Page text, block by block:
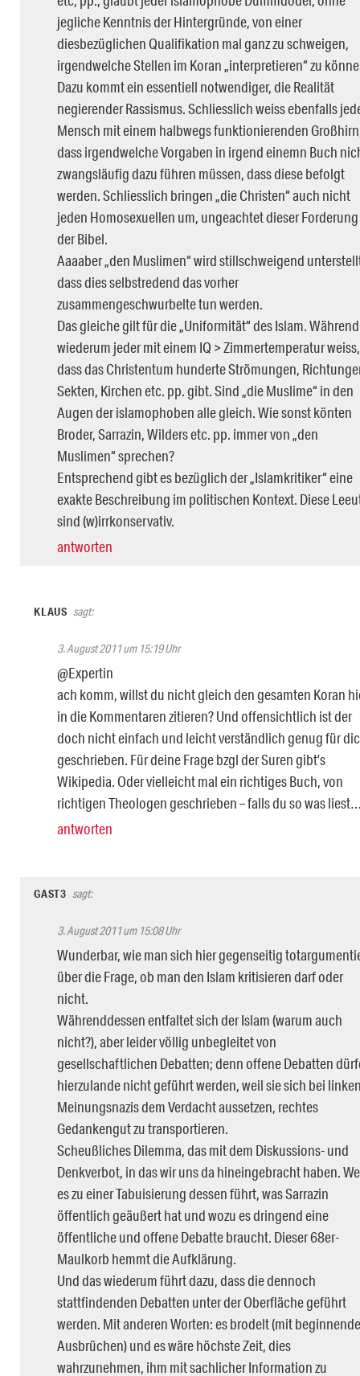
jegliche Kenntnis der Hintergründe, von einer
diesbezüglichen Qualifikation mal ganz zu schweigen,
irgendwelche Stellen im Koran „interpretieren“ zu
Dazu kommt ein essentiell notwendiger, die Realität
negierender Rassismus. Schliesslich weiss ebenfalls
Mensch mit einem halbwegs funktionierenden
dass irgendwelche Vorgaben in irgend einemn Buch
zwangsläufig dazu führen müssen, dass diese befolgt
werden. Schliesslich bringen „die Christen“ auch nicht
jeden Homosexuellen um, ungeachtet dieser Forderung
der Bibel.
Aaaaber „den Muslimen“ wird stillschweigend
dass dies selbstredend das vorher
zusammengeschwurbelte tun werden.
Das gleiche gilt für die „Uniformität“ des Islam. Während
wiederum jeder mit einem IQ > Zimmertemperatur weiss,
dass das Christentum hunderte Strömungen,
Sekten, Kirchen etc. pp. gibt. Sind „die Muslime“ in den
Augen der islamophoben alle gleich. Wie sonst könten
Broder, Sarrazin, Wilders etc. pp. immer von „den
Muslimen“ sprechen?
Entsprechend gibt es bezüglich der „Islamkritiker“ eine
exakte Beschreibung im politischen Kontext. Diese
sind (w)irrkonservativ.
antworten
KLAUS sagt:
3. August 2011 um 15:19 Uhr
@Expertin
ach komm, willst du nicht gleich den gesamten Koran
in die Kommentaren zitieren? Und offensichtlich ist der
doch nicht einfach und leicht verständlich genug für
geschrieben. Für deine Frage bzgl der Suren gibt’s
Wikipedia. Oder vielleicht mal ein richtiges Buch, von
richtigen Theologen geschrieben – falls du so was
antworten
GAST3 sagt:
3. August 2011 um 15:08 Uhr
Wunderbar, wie man sich hier gegenseitig
über die Frage, ob man den Islam kritisieren darf oder
nicht.
Währenddessen entfaltet sich der Islam (warum auch
nicht?), aber leider völlig unbegleitet von
gesellschaftlichen Debatten; denn offene Debatten
hierzulande nicht geführt werden, weil sie sich bei
Meinungsnazis dem Verdacht aussetzen, rechtes
Gedankengut zu transportieren.
Scheußliches Dilemma, das mit dem Diskussions- und
Denkverbot, in das wir uns da hineingebracht haben.
es zu einer Tabuisierung dessen führt, was Sarrazin
öffentlich geäußert hat und wozu es dringend eine
öffentliche und offene Debatte braucht. Dieser 68er-
Maulkorb hemmt die Aufklärung.
Und das wiederum führt dazu, dass die dennoch
stattfindenden Debatten unter der Oberfläche geführt
werden. Mit anderen Worten: es brodelt (mit
Ausbrüchen) und es wäre höchste Zeit, dies
wahrzunehmen, ihm mit sachlicher Information zu